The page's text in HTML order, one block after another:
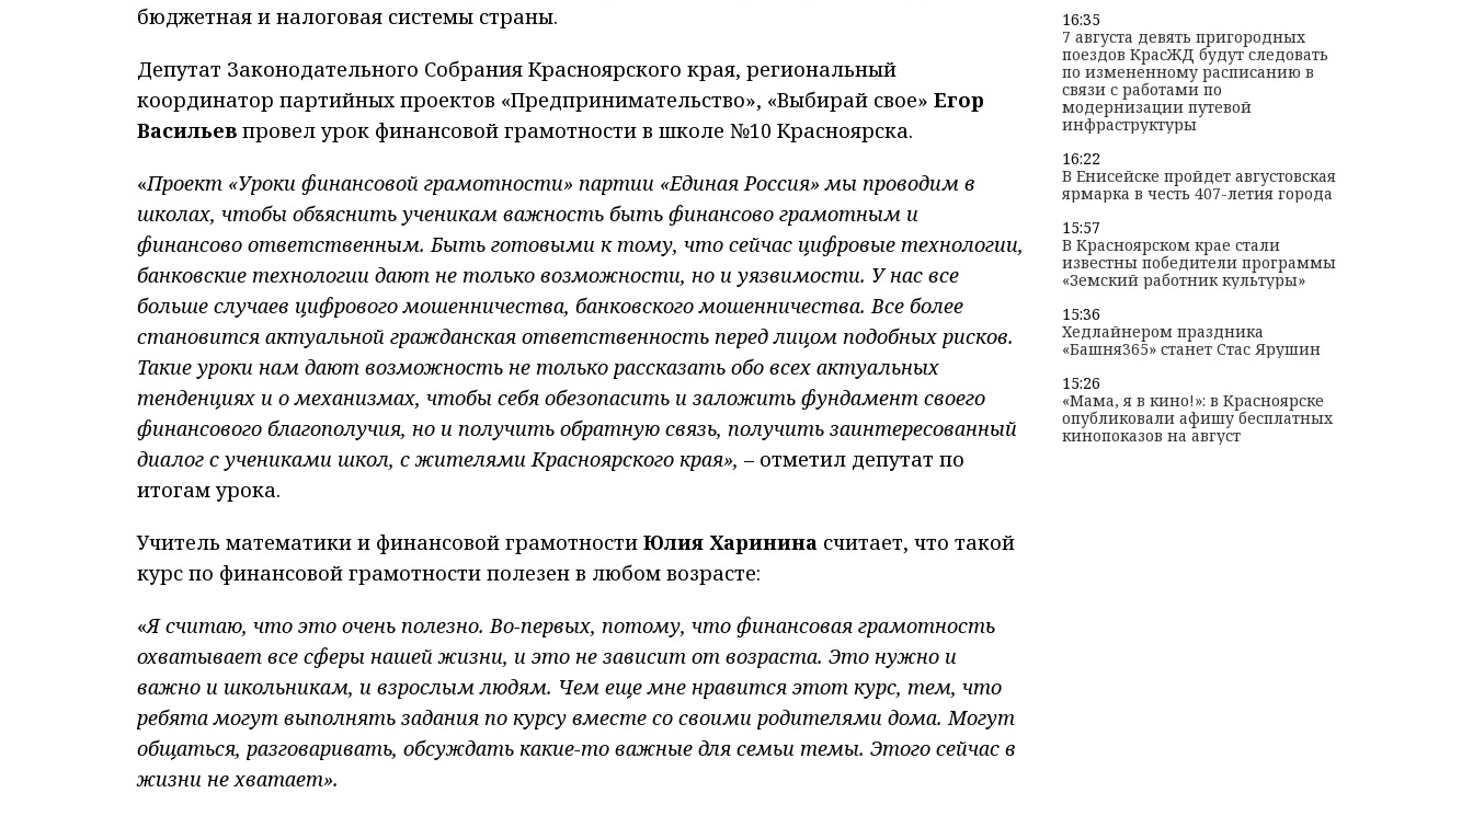
бюджетная и налоговая системы страны.
Депутат Законодательного Собрания Красноярского края, региональный
координатор партийных проектов «Предпринимательство», «Выбирай свое» Егор
Васильев провел урок финансовой грамотности в школе №10 Красноярска.
«Проект «Уроки финансовой грамотности» партии «Единая Россия» мы проводим в
школах, чтобы объяснить ученикам важность быть финансово грамотным и
финансово ответственным. Быть готовыми к тому, что сейчас цифровые технологии,
банковские технологии дают не только возможности, но и уязвимости. У нас все
больше случаев цифрового мошенничества, банковского мошенничества. Все более
становится актуальной гражданская ответственность перед лицом подобных рисков.
Такие уроки нам дают возможность не только рассказать обо всех актуальных
тенденциях и о механизмах, чтобы себя обезопасить и заложить фундамент своего
финансового благополучия, но и получить обратную связь, получить заинтересованный
диалог с учениками школ, с жителями Красноярского края», – отметил депутат по
итогам урока.
Учитель математики и финансовой грамотности Юлия Харинина считает, что такой
курс по финансовой грамотности полезен в любом возрасте:
«Я считаю, что это очень полезно. Во-первых, потому, что финансовая грамотность
охватывает все сферы нашей жизни, и это не зависит от возраста. Это нужно и
важно и школьникам, и взрослым людям. Чем еще мне нравится этот курс, тем, что
ребята могут выполнять задания по курсу вместе со своими родителями дома. Могут
общаться, разговаривать, обсуждать какие-то важные для семьи темы. Этого сейчас в
жизни не хватает».
16:35
7 августа девять пригородных
поездов КрасЖД будут следовать
по измененному расписанию в
связи с работами по
модернизации путевой
инфраструктуры
16:22
В Енисейске пройдет августовская
ярмарка в честь 407-летия города
15:57
В Красноярском крае стали
известны победители программы
«Земский работник культуры»
15:36
Хедлайнером праздника
«Башня365» станет Стас Ярушин
15:26
«Мама, я в кино!»: в Красноярске
опубликовали афишу бесплатных
кинопоказов на август